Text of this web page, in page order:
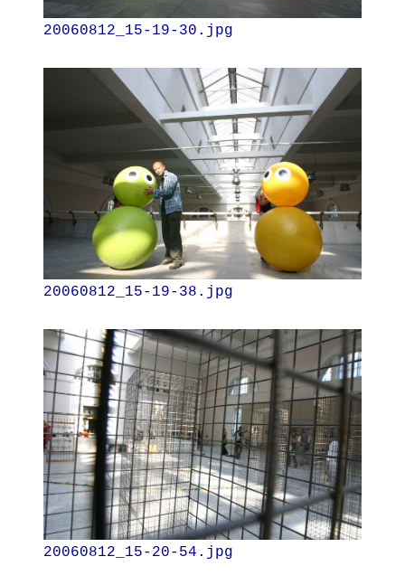
20060812_15-19-30.jpg
20060812_15-19-38.jpg
20060812_15-20-54.jpg